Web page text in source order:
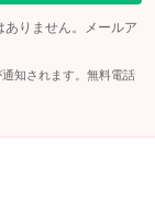
ランプ
ー
りません。メールア
知されます。無料電話